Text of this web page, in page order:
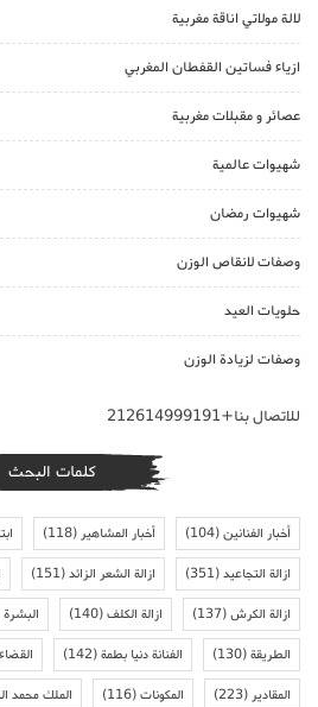
لالة مولاتي اناقة مغربية
ازياء فساتين القفطان المغربي
عصائر و مقبلات مغربية
شهيوات عالمية
شهيوات رمضان
وصفات لانقاص الوزن
حلويات العيد
وصفات لزيادة الوزن
للاتصال بنا+212614999191
كلمات البحث
أخبار الفنانين(104) أخبار المشاهير(118)
ازالة التجاعيد(351) ازالة الشعر الزائد(151)
ازالة الكرش(137) ازالة الكلف(140) البشرة
الطريقة(130) الفنانة دنيا بطمة(142)
المقادير(223) المكونات(116) الملك محمد